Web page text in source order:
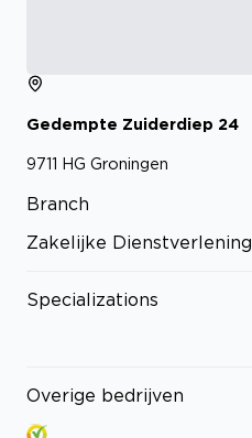
Gedempte Zuiderdiep 24
9711 HG Groningen
Branch
Zakelijke Dienstverlening
Specializations
Overige bedrijven